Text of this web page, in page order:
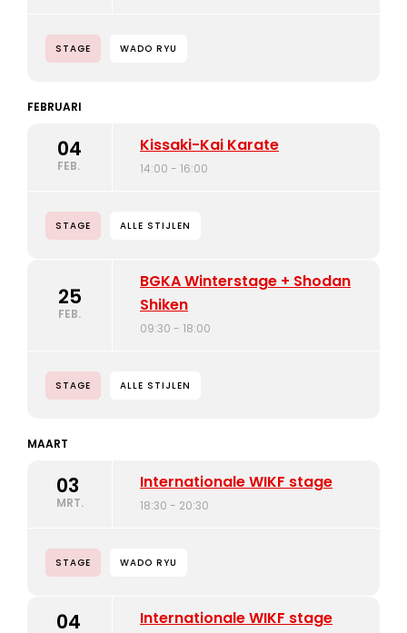
STAGE WADO RYU
FEBRUARI
04
FEB.
Kissaki-Kai Karate
14:00 - 16:00
STAGE ALLE STIJLEN
25
FEB.
BGKA Winterstage + Shodan
Shiken
09:30 - 18:00
STAGE ALLE STIJLEN
MAART
03
MRT.
Internationale WIKF stage
18:30 - 20:30
STAGE WADO RYU
04 Internationale WIKF stage